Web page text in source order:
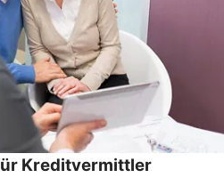
Kreditvermittler